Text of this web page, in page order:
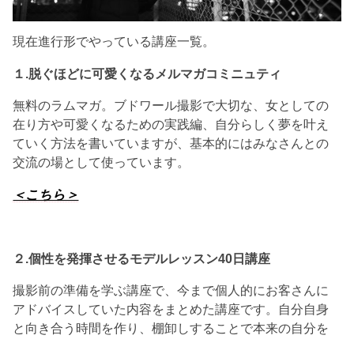
現在進行形でやっている講座一覧。
１.脱ぐほどに可愛くなるメルマガコミニュティ
無料のラムマガ。ブドワール撮影で大切な、女としての
在り方や可愛くなるための実践編、自分らしく夢を叶え
ていく方法を書いていますが、基本的にはみなさんとの
交流の場として使っています。
＜こちら＞
２.個性を発揮させるモデルレッスン40日講座
撮影前の準備を学ぶ講座で、今まで個人的にお客さんに
アドバイスしていた内容をまとめた講座です。自分自身
と向き合う時間を作り、棚卸しすることで本来の自分を